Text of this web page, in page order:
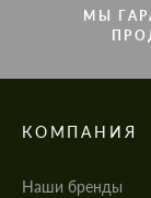
МЫ
КОМПАНИЯ
Наши бренды